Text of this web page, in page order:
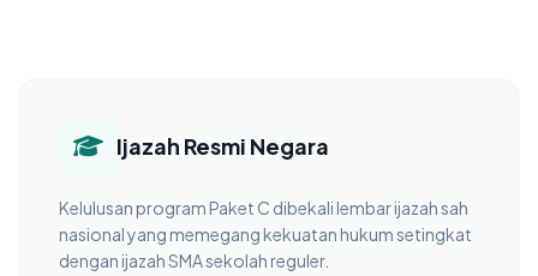
Ijazah Resmi Negara
Kelulusan program Paket C dibekali lembar ijazah sah
nasional yang memegang kekuatan hukum setingkat
dengan ijazah SMA sekolah reguler.